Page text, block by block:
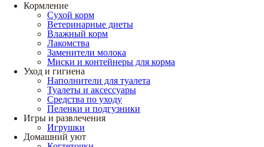
Кормление
Сухой корм
Ветеринарные диеты
Влажный корм
Лакомства
Заменители молока
Миски и контейнеры для корма
Уход и гигиена
Наполнители для туалета
Туалеты и аксессуары
Средства по уходу
Пеленки и подгузники
Игры и развлечения
Игрушки
Домашний уют